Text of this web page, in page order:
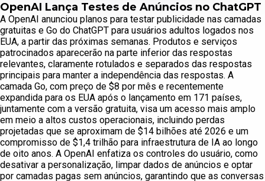
OpenAI Lança Testes de Anúncios no ChatGPT
A OpenAI anunciou planos para testar publicidade nas camadas
gratuitas e Go do ChatGPT para usuários adultos logados nos
EUA, a partir das próximas semanas. Produtos e serviços
patrocinados aparecerão na parte inferior das respostas
relevantes, claramente rotulados e separados das respostas
principais para manter a independência das respostas. A
camada Go, com preço de $8 por mês e recentemente
expandida para os EUA após o lançamento em 171 países,
juntamente com a versão gratuita, visa um acesso mais amplo
em meio a altos custos operacionais, incluindo perdas
projetadas que se aproximam de $14 bilhões até 2026 e um
compromisso de $1,4 trilhão para infraestrutura de IA ao longo
de oito anos. A OpenAI enfatiza os controles do usuário, como
desativar a personalização, limpar dados de anúncios e optar
por camadas pagas sem anúncios, garantindo que as conversas